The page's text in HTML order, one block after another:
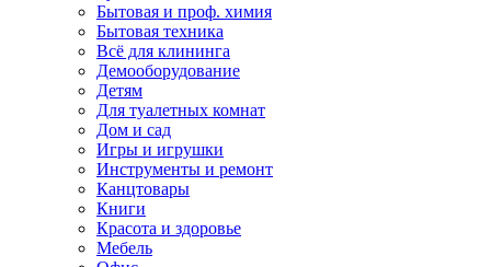
Бытовая и проф. химия
Бытовая техника
Всё для клининга
Демооборудование
Детям
Для туалетных комнат
Дом и сад
Игры и игрушки
Инструменты и ремонт
Канцтовары
Книги
Красота и здоровье
Мебель